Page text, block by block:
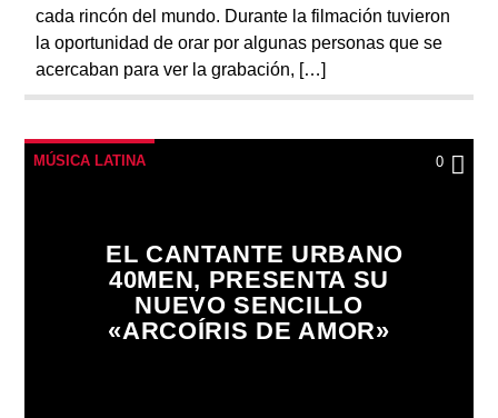
cada rincón del mundo. Durante la filmación tuvieron
la oportunidad de orar por algunas personas que se
acercaban para ver la grabación, […]
MÚSICA LATINA 0
EL CANTANTE URBANO
40MEN, PRESENTA SU
NUEVO SENCILLO
«ARCOÍRIS DE AMOR»